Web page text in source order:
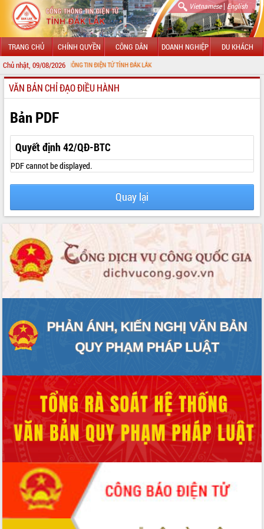
Vietnamese| English
TRANG CHỦ CHÍNH QUYỀN CÔNG DÂN DOANH NGHIỆP DU KHÁCH
Chủ nhật, 09/08/2026
VỚI CỔNG THÔNG TIN ĐIỆN TỬ TỈNH ĐẮK LẮK
GIỚI THIỆU
LÃNH ĐẠO UBND TỈNH
TIN TỨC SỰ KIỆN
SỞ, BAN, NGÀNH
UBND CÁC XÃ, PHƯỜNG
THÔNG TIN CHỈ ĐẠO ĐIỀU HÀNH
VĂN BẢN HĐND TỈNH
ĐIỂM TIN VĂN BẢN
VĂN BẢN CHỈ ĐẠO ĐIỀU HÀNH
Bản PDF
Quyết định 42/QĐ-BTC
PDF cannot be displayed.
Quay lại